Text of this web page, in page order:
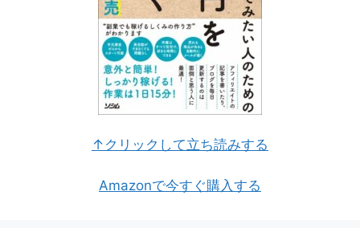
↑クリックして立ち読みする
Amazonで今すぐ購入する